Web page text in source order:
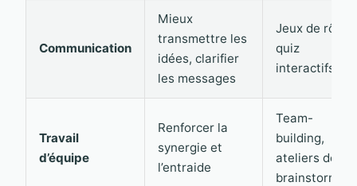
Communication
Mieux
transmettre les
idées, clarifier
les messages
Jeux de rôle,
quiz
interactifs
Travail
d’équipe
Renforcer la
synergie et
l’entraide
Team-
building,
ateliers de
brainstorming